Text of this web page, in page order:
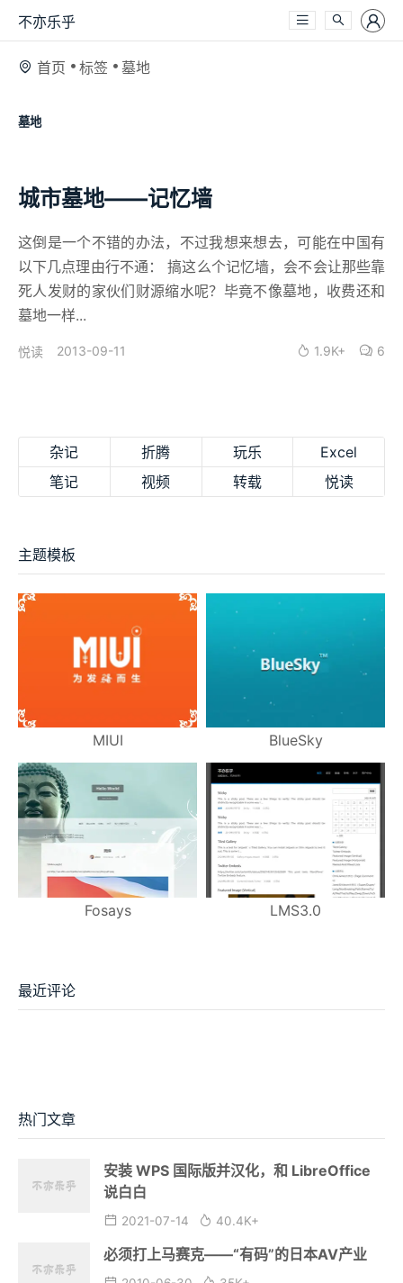
不亦乐乎
首页 标签 墓地
墓地
城市墓地——记忆墙
这倒是一个不错的办法，不过我想来想去，可能在中国有
以下几点理由行不通： 搞这么个记忆墙，会不会让那些靠
死人发财的家伙们财源缩水呢？毕竟不像墓地，收费还和
墓地一样...
悦读 2013-09-11 1.9K+ 6
杂记 折腾 玩乐
Excel
笔记
视频 转载 悦读
主题模板
MIUI BlueSky
Fosays LMS3.0
最近评论
热门文章
安装 WPS 国际版并汉化，和 LibreOffice
说白白
2021-07-14 40.4K+
必须打上马赛克——“有码”的日本AV产业